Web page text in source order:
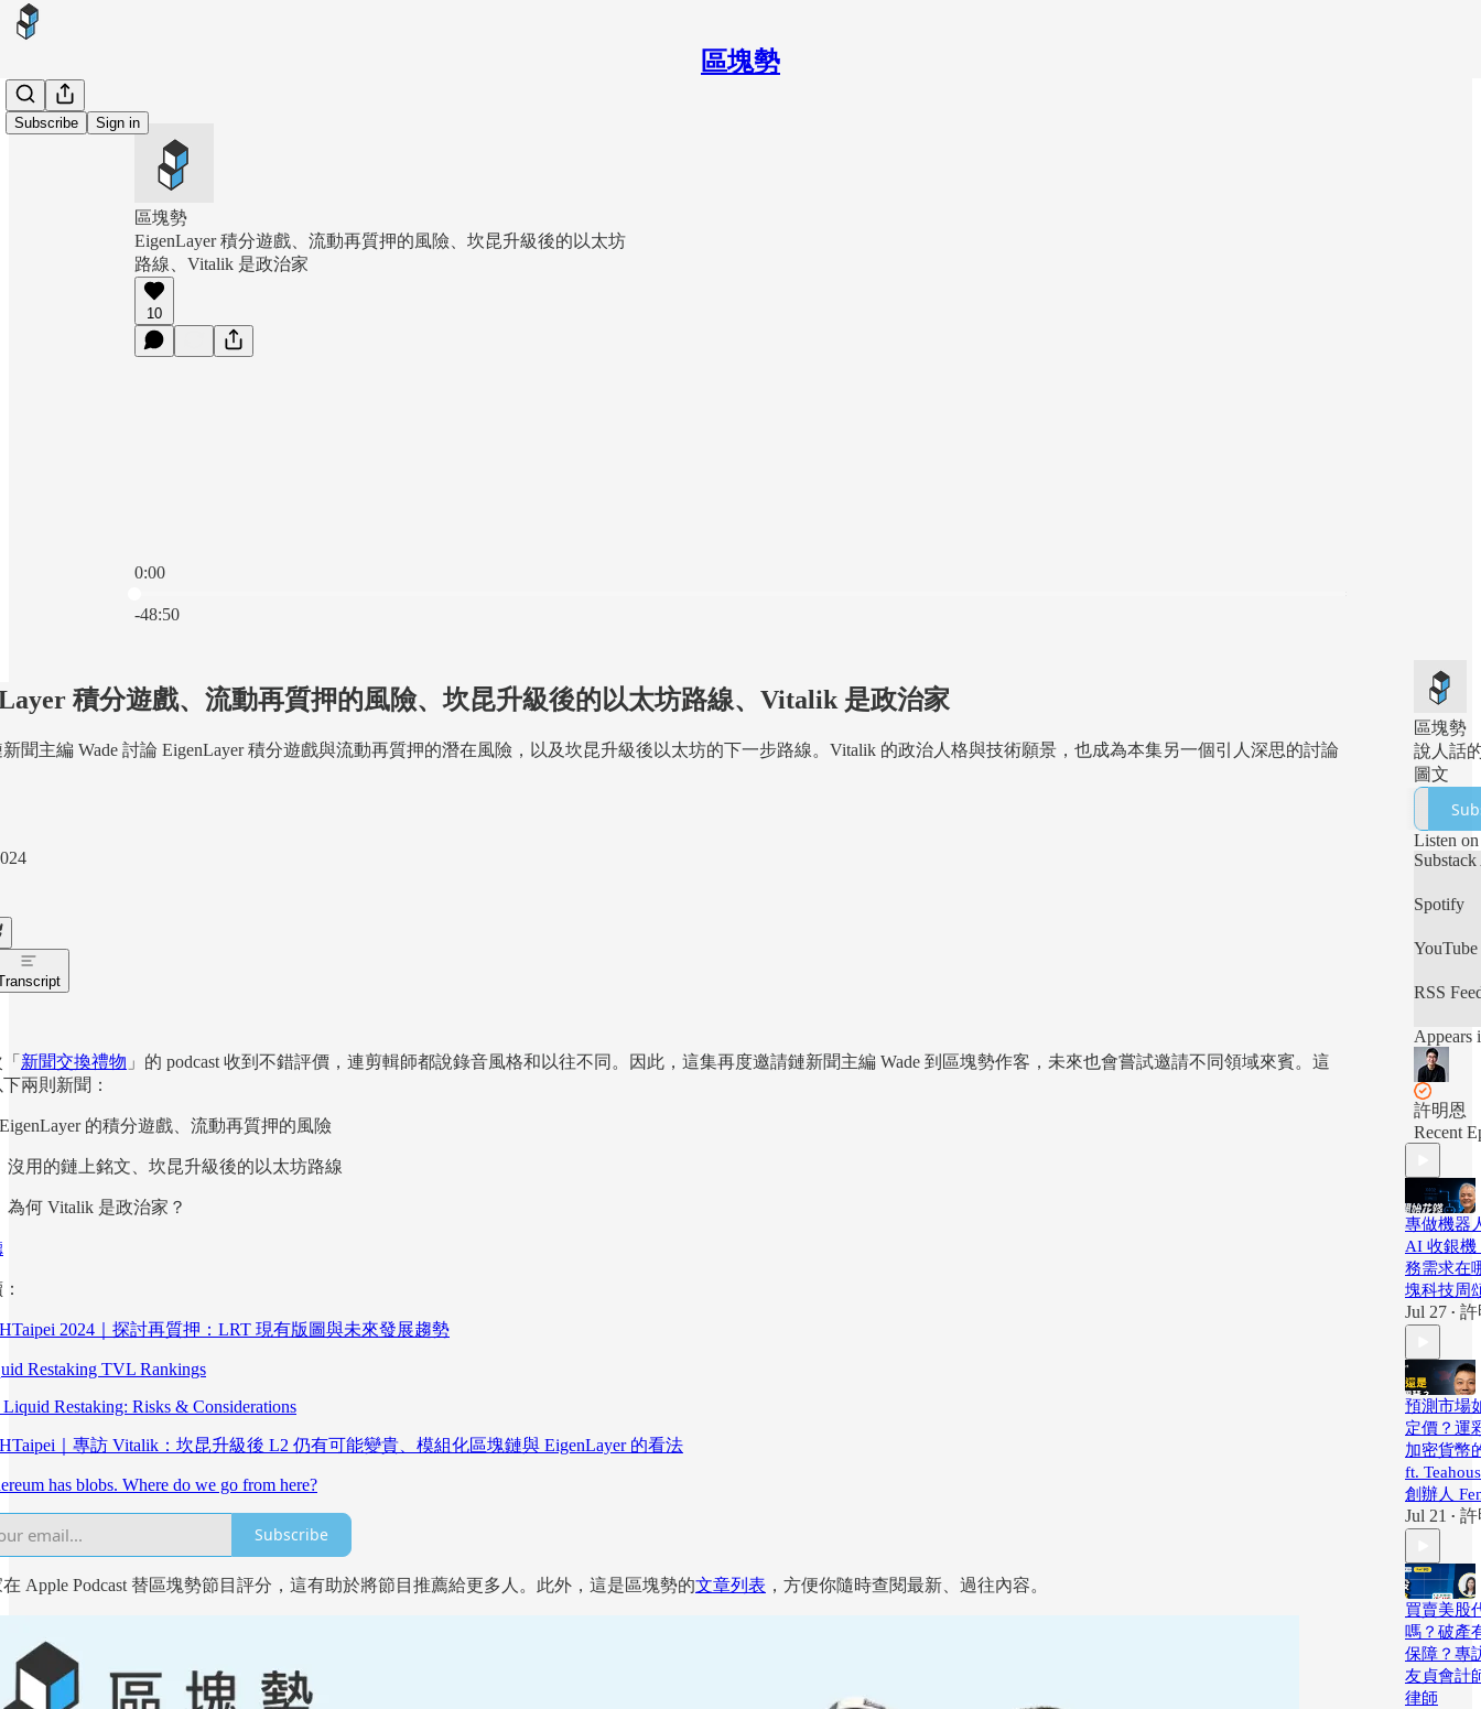
區塊勢
Subscribe Sign in
區塊勢
EigenLayer 積分遊戲、流動再質押的風險、坎昆升級後的以太坊
路線、Vitalik 是政治家
10
0:00
-48:50
積分遊戲、流動再質押的風險、坎昆升級後的以太坊路線、Vitalik 是政治家
聞主編 Wade 討論 EigenLayer 積分遊戲與流動再質押的潛在風險，以及坎昆升級後以太坊的下一步路線。Vitalik 的政治人格與技術願景，也成為本集另一個引人深思的討論
新聞交換禮物 」的 podcast 收到不錯評價，連剪輯師都說錄音風格和以往不同。因此，這集再度邀請鏈新聞主編 Wade 到區塊勢作客，未來也會嘗試邀請不同領域來賓。這
兩則新聞：
的積分遊戲、流動再質押的風險
沒用的鏈上銘文、坎昆升級後的以太坊路線
為何 Vitalik 是政治家？
2024｜探討再質押：LRT 現有版圖與未來發展趨勢
Restaking TVL Rankings
Restaking: Risks & Considerations
｜專訪 Vitalik：坎昆升級後 L2 仍有可能變貴、模組化區塊鏈與 EigenLayer 的看法
has blobs. Where do we go from here?
Subscribe
Apple Podcast 替區塊勢節目評分，這有助於將節目推薦給更多人。此外，這是區塊勢的文章列表 ，方便你隨時查閱最新、過往內容。
區塊勢
說人話
圖文
Listen on
Spotify
YouTube
RSS
Appears
許明恩
Recent
專做機器
AI 收銀機
務需求在
塊科技周
Jul 27 • 許
預測市場
定價？運
加密貨幣
ft.
創辦人
Jul 21 • 許
買賣美股
嗎？破產
保障？專
友貞會計
律師